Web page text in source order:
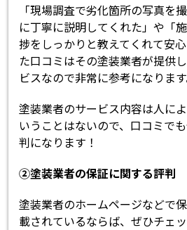
「現場調査で劣化箇所の写真を
に丁寧に説明してくれた」や「
捗をしっかりと教えてくれて安
た口コミはその塗装業者が提供
ビスなので非常に参考になります
塗装業者のサービス内容は人に
いうことはないので、口コミで
判になります！
②塗装業者の保証に関する評判
塗装業者のホームページなどで
載されているならば、ぜひチェ